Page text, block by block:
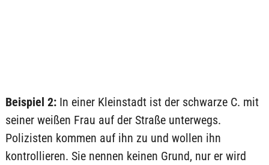
Beispiel 2:In einer Kleinstadt ist der schwarze C. mit
seiner weißen Frau auf der Straße unterwegs.
Polizisten kommen auf ihn zu und wollen ihn
kontrollieren. Sie nennen keinen Grund, nur er wird